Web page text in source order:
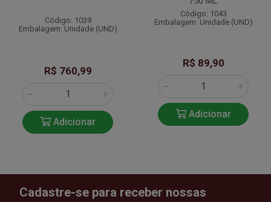
Código: 1039
Embalagem: Unidade (UND)
R$ 760,99
Adicionar
Código: 1043
Embalagem: Unidade (UND)
R$ 89,90
Adicionar
Cadastre-se para receber nossas